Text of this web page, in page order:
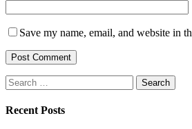
Save my name, email, and website in
Search
for:
Recent Posts